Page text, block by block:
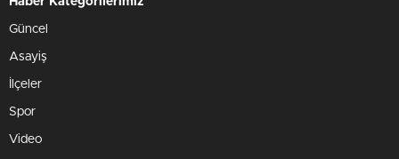
Güncel
Asayiş
İlçeler
Spor
Video